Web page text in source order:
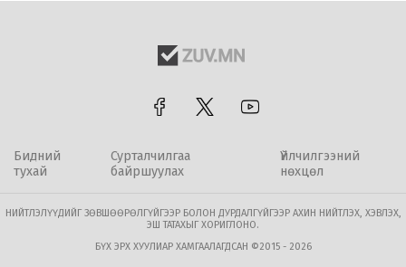
Бидний
тухай
Сурталчилгаа
байршуулах
Үйлчилгээний
нөхцөл
НИЙТЛЭЛҮҮДИЙГ ЗӨВШӨӨРӨЛГҮЙГЭЭР БОЛОН ДУРДАЛГҮЙГЭЭР АХИН НИЙТЛЭХ, ХЭВЛЭХ,
ЭШ ТАТАХЫГ ХОРИГЛОНО.
БҮХ ЭРХ ХУУЛИАР ХАМГААЛАГДСАН ©2015 - 2026